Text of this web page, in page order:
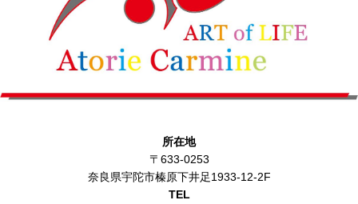
所在地
〒633-0253
奈良県宇陀市榛原下井足1933-12-2F
TEL